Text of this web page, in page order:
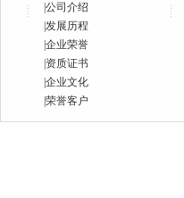
公司介绍
发展历程
企业荣誉
资质证书
企业文化
荣誉客户